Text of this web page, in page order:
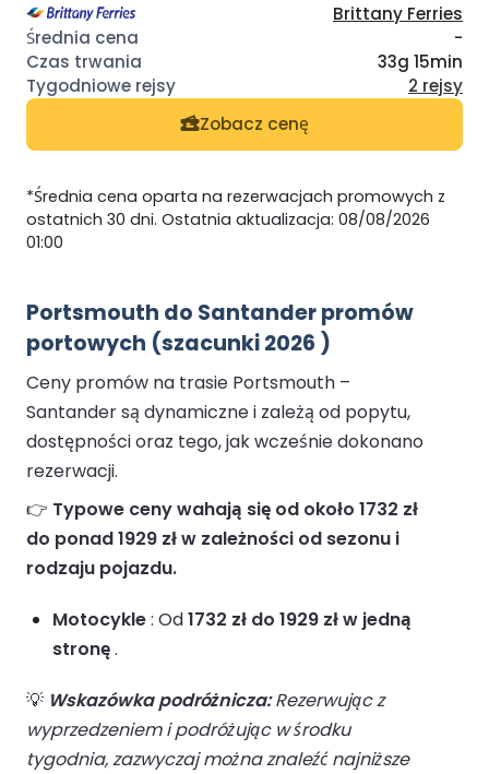
Brittany Ferries
-
33g 15min
2 rejsy
Zobacz cenę
*Średnia cena oparta na rezerwacjach promowych z
ostatnich 30 dni. Ostatnia aktualizacja: 08/08/2026
01:00
Portsmouth do Santander promów
portowych (szacunki 2026 )
Ceny promów na trasie Portsmouth –
Santander są dynamiczne i zależą od popytu,
dostępności oraz tego, jak wcześnie dokonano
rezerwacji.
👉 Typowe ceny wahają się od około 1732 zł
do ponad 1929 zł w zależności od sezonu i
rodzaju pojazdu.
Motocykle: Od1732 zł do 1929 zł w jedną
stronę.
💡 Wskazówka podróżnicza:Rezerwując z
wyprzedzeniem i podróżując w środku
tygodnia, zazwyczaj można znaleźć najniższe